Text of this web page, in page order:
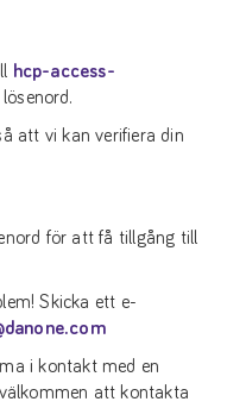
hcp-access-
att vi kan verifiera din
för att få tillgång till
Skicka ett e-
i kontakt med en
att kontakta